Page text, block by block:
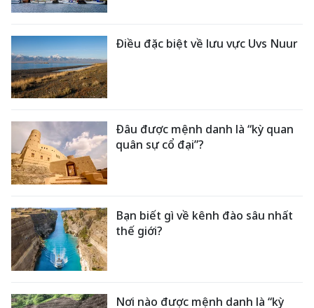
Điều đặc biệt về lưu vực Uvs Nuur
Đâu được mệnh danh là “kỳ quan
quân sự cổ đại”?
Bạn biết gì về kênh đào sâu nhất
thế giới?
Nơi nào được mệnh danh là “kỳ